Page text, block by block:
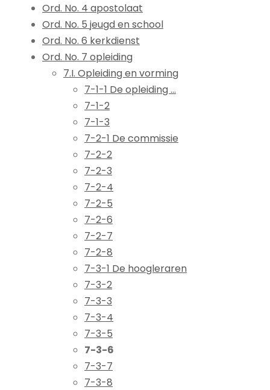
Ord. No. 4 apostolaat
Ord. No. 5 jeugd en school
Ord. No. 6 kerkdienst
Ord. No. 7 opleiding
7.I. Opleiding en vorming
7-1-1 De opleiding ...
7-1-2
7-1-3
7-2-1 De commissie
7-2-2
7-2-3
7-2-4
7-2-5
7-2-6
7-2-7
7-2-8
7-3-1 De hoogleraren
7-3-2
7-3-3
7-3-4
7-3-5
7-3-6
7-3-7
7-3-8